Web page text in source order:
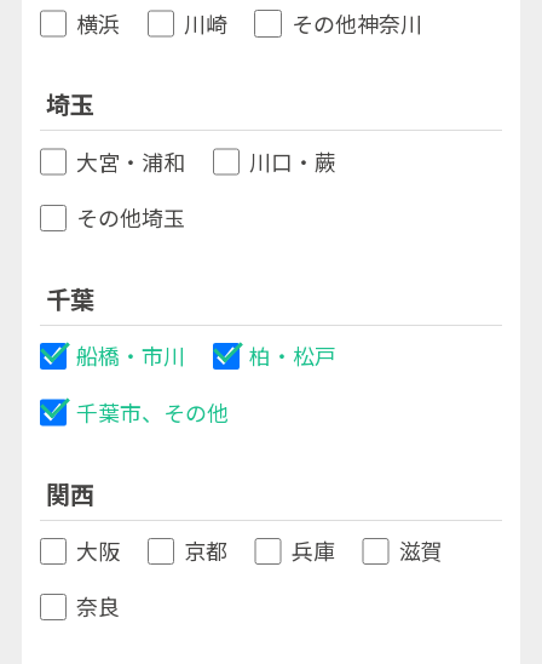
横浜 川崎 その他神奈川
埼玉
大宮・浦和
川口・蕨
その他埼玉
千葉
船橋・市川
柏・松戸
千葉市、その他
関西
大阪 京都 兵庫
滋賀
奈良